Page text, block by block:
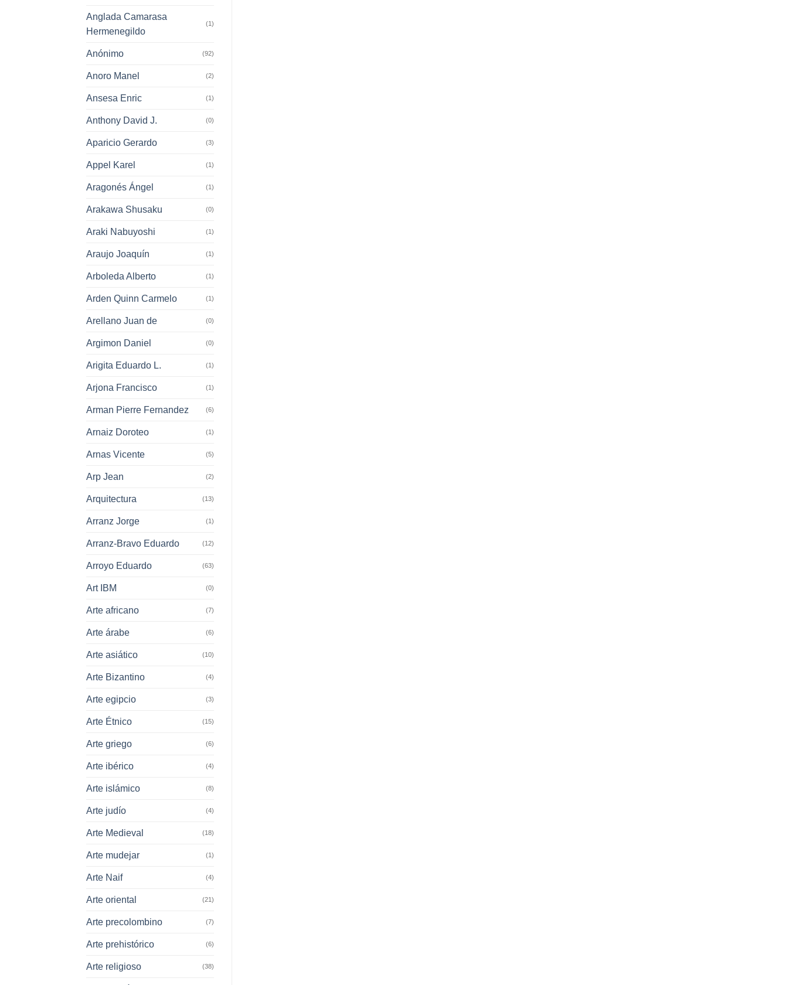
Anglada Camarasa
Hermenegildo
(1)
Anónimo (92)
Anoro Manel (2)
Ansesa Enric (1)
Anthony David J. (0)
Aparicio Gerardo (3)
Appel Karel (1)
Aragonés Ángel (1)
Arakawa Shusaku (0)
Araki Nabuyoshi (1)
Araujo Joaquín (1)
Arboleda Alberto (1)
Arden Quinn Carmelo (1)
Arellano Juan de (0)
Argimon Daniel (0)
Arigita Eduardo L. (1)
Arjona Francisco (1)
Arman Pierre Fernandez (6)
Arnaiz Doroteo (1)
Arnas Vicente (5)
Arp Jean (2)
Arquitectura (13)
Arranz Jorge (1)
Arranz-Bravo Eduardo (12)
Arroyo Eduardo (63)
Art IBM (0)
Arte africano (7)
Arte árabe (6)
Arte asiático (10)
Arte Bizantino (4)
Arte egipcio (3)
Arte Étnico (15)
Arte griego (6)
Arte ibérico (4)
Arte islámico (8)
Arte judío (4)
Arte Medieval (18)
Arte mudejar (1)
Arte Naif (4)
Arte oriental (21)
Arte precolombino (7)
Arte prehistórico (6)
Arte religioso (38)